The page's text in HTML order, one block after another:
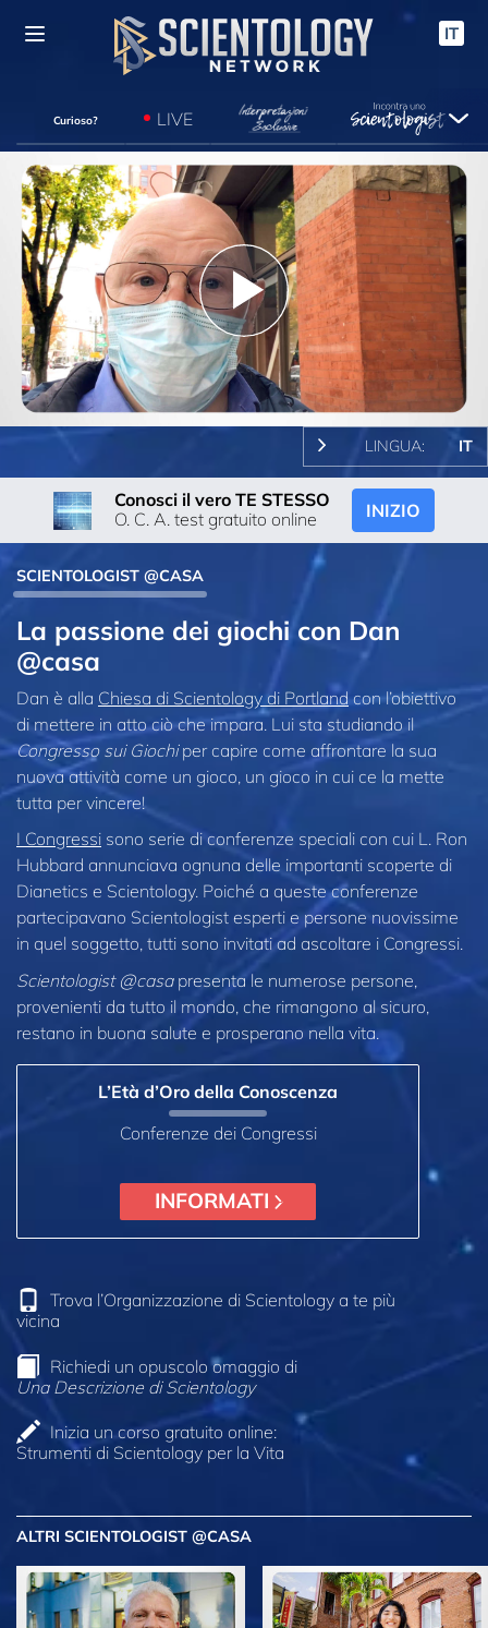
IT
Curioso? LIVE
Play
Video
LINGUA: IT
Conosci il vero TE STESSO
O. C. A. test gratuito online
INIZIO
SCIENTOLOGIST @CASA
La passione dei giochi con Dan
@casa
Dan è alla Chiesa di Scientology di Portlandcon l’obiettivo
di mettere in atto ciò che impara. Lui sta studiando il
Congresso sui Giochiper capire come affrontare la sua
nuova attività come un gioco, un gioco in cui ce la mette
tutta per vincere!
I Congressi sono serie di conferenze speciali con cui L. Ron
Hubbard annunciava ognuna delle importanti scoperte di
Dianetics e Scientology. Poiché a queste conferenze
partecipavano Scientologist esperti e persone nuovissime
in quel soggetto, tutti sono invitati ad ascoltare i Congressi.
Scientologist @casapresenta le numerose persone,
provenienti da tutto il mondo, che rimangono al sicuro,
restano in buona salute e prosperano nella vita.
L’Età d’Oro della Conoscenza
Conferenze dei Congressi
INFORMATI
Trova l’Organizzazione di Scientology a te più
vicina
Richiedi un opuscolo omaggio di
Una Descrizione di Scientology
Inizia un corso gratuito online:
Strumenti di Scientology per la Vita
ALTRI SCIENTOLOGIST @CASA